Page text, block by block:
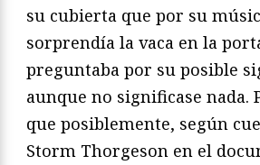
su cubierta que por su
sorprendía la vaca en la
preguntaba por su posible
aunque no significase nada.
que posiblemente, según
Storm Thorgeson en el